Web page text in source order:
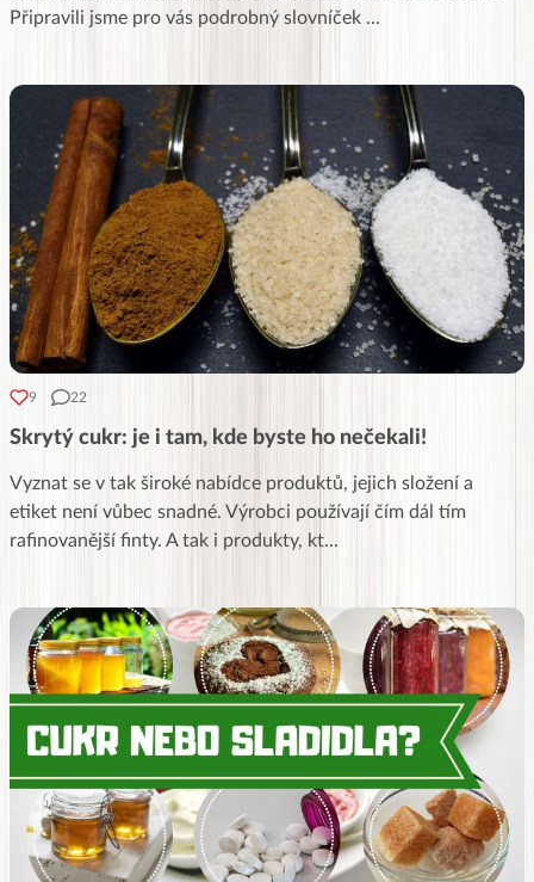
Připravili jsme pro vás podrobný slovníček ...
9 22
Skrytý cukr: je i tam, kde byste ho nečekali!
Vyznat se v tak široké nabídce produktů, jejich složení a
etiket není vůbec snadné. Výrobci používají čím dál tím
rafinovanější finty. A tak i produkty, kt...